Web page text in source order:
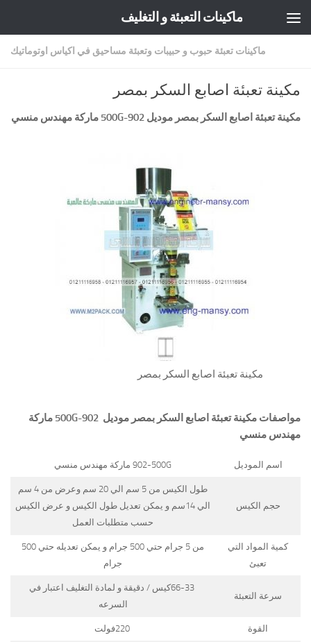
ماكينات التعبئة و التغليف
ماكينات تعبئة حبوب و حبيبات وتعبئة مساحيق في اكياس اوتوماتيك
مكينة تعبئة اصابع السكر بمصر
مكينة تعبئة اصابع السكر بمصر موديل 902-500G ماركة مهندس منسي
مكينة تعبئة اصابع السكر بمصر
مواصفات مكينة تعبئة اصابع السكر بمصر موديل 902-500G
ماركة
مهندس منسي
اسم الموديل 902-500G ماركة مهندس منسي
حجم الكيس
طول الكيس من 5 سم الي 20 سم وعرض من 4 سم
الي 14سم و يمكن تعديل طول الكيس و عرض الكيس
حسب متطلبات العمل
كمية المواد التي
تعبئ
من 5 جرام حتي 500 جرام و يمكن تعديله حتي 500
جرام
سرعة التعبئة
66-33كيس / دقيقة و لمادة التغليف اعتبار في
السرعه
القوة 220فولت